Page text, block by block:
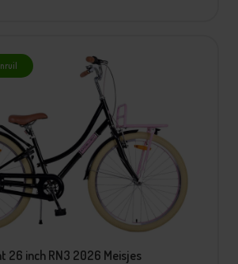
26 inch RN3 2026 Meisjes